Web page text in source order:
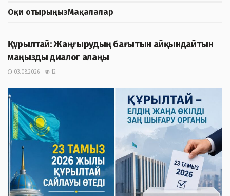
Оқи отырыңызМақалалар
Құрылтай: Жаңғырудың бағытын айқындайтын
маңызды диалог алаңы
03.08.2026 12